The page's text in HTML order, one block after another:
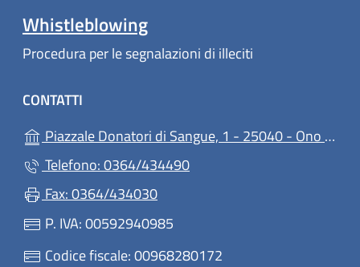
Whistleblowing
Procedura per le segnalazioni di illeciti
CONTATTI
Piazzale Donatori di Sangue, 1 - 25040 - Ono San Pietro
Telefono: 0364/434490
Fax: 0364/434030
P. IVA: 00592940985
Codice fiscale: 00968280172